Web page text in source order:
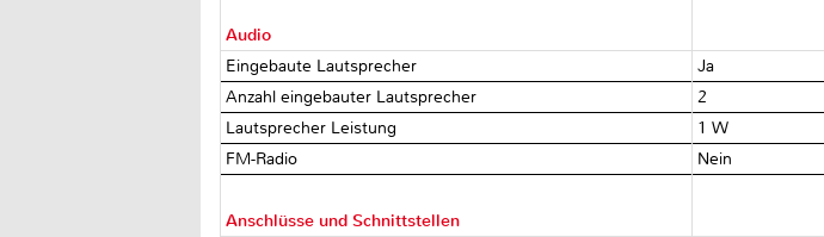
Audio
Eingebaute Lautsprecher
Ja
Anzahl eingebauter Lautsprecher
2
Lautsprecher Leistung
1 W
FM-Radio
Nein
Anschlüsse und Schnittstellen